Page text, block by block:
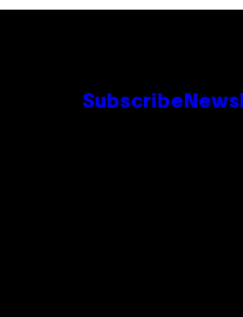
Subscribe